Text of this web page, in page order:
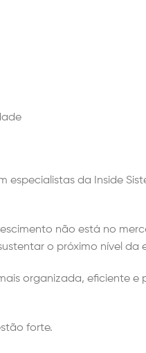
especialistas da Inside
não está no
o próximo nível da
organizada, eficiente e
forte.